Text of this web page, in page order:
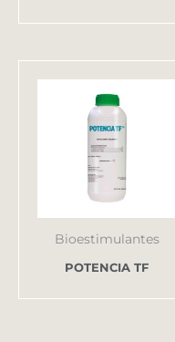
Bioestimulantes
POTENCIA TF